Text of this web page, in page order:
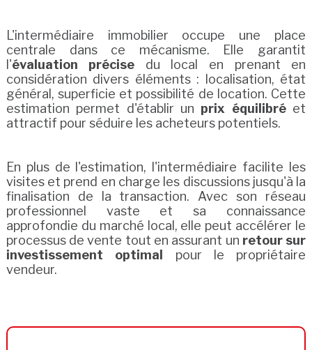
L'intermédiaire immobilier occupe une place
centrale dans ce mécanisme. Elle garantit
l'évaluation précise du local en prenant en
considération divers éléments : localisation, état
général, superficie et possibilité de location. Cette
estimation permet d'établir un prix équilibréet
attractif pour séduire les acheteurs potentiels.
En plus de l'estimation, l'intermédiaire facilite les
visites et prend en charge les discussions jusqu'à la
finalisation de la transaction. Avec son réseau
professionnel vaste et sa connaissance
approfondie du marché local, elle peut accélérer le
processus de vente tout en assurant un retour sur
investissement optimal
pour le propriétaire
vendeur.